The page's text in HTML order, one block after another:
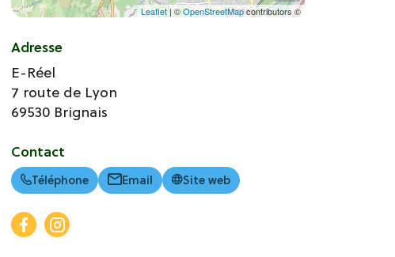
Leaflet| ©OpenStreetMapcontributors ©
Adresse
E-Réel
7 route de Lyon
69530 Brignais
Contact
Téléphone Email Site web